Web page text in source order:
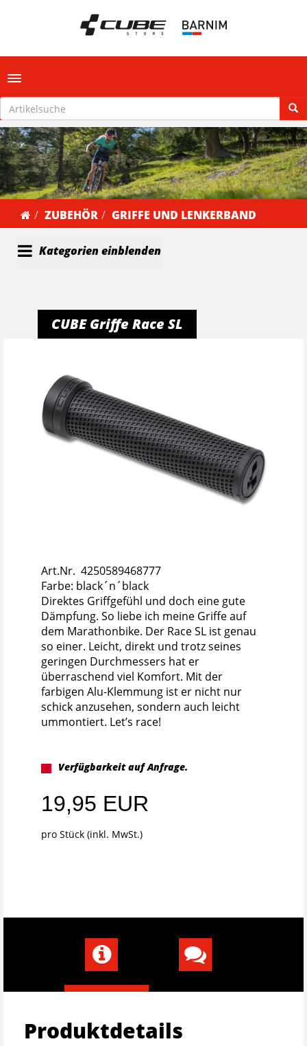
Toggle navigation
ZUBEHÖR GRIFFE UND LENKERBAND
Kategorien einblenden
CUBE Griffe Race SL
Art.Nr. 4250589468777
Farbe: black´n´black
Direktes Griffgefühl und doch eine gute
Dämpfung. So liebe ich meine Griffe auf
dem Marathonbike. Der Race SL ist genau
so einer. Leicht, direkt und trotz seines
geringen Durchmessers hat er
überraschend viel Komfort. Mit der
farbigen Alu-Klemmung ist er nicht nur
schick anzusehen, sondern auch leicht
ummontiert. Let’s race!
Verfügbarkeit auf Anfrage.
19,95 EUR
pro Stück (inkl. MwSt.)
Produktdetails